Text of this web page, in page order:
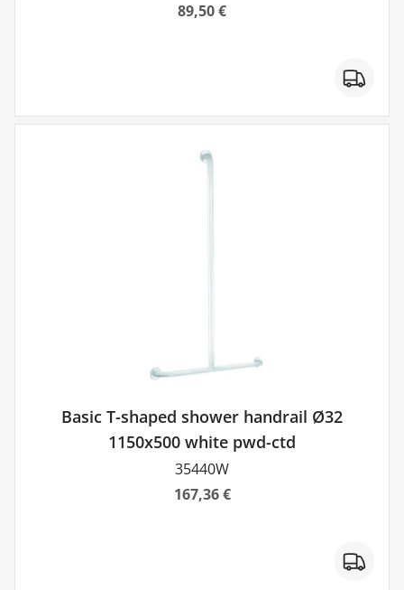
89,50 €
Basic T-shaped shower handrail Ø32
1150x500 white pwd-ctd
35440W
167,36 €